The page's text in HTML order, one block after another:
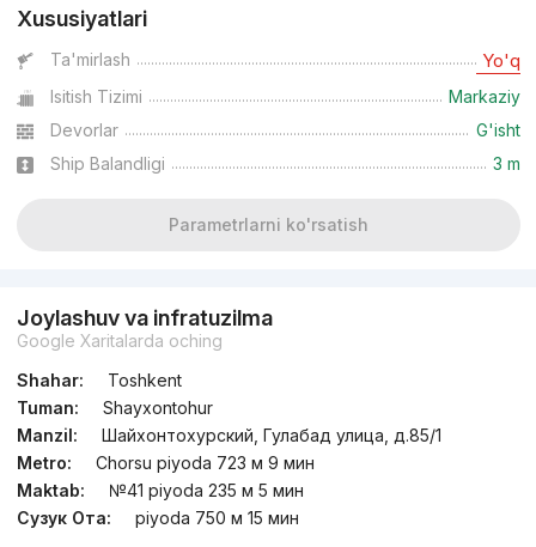
Xususiyatlari
Ta'mirlash Yo'q
Isitish Tizimi
Markaziy
Devorlar
G'isht
Ship Balandligi
3 m
Parametrlarni ko'rsatish
Joylashuv va infratuzilma
Google Xaritalarda oching
Shahar:
Toshkent
Tuman:
Shayxontohur
Manzil:
Шайхонтохурский, Гулабад улица, д.85/1
Metro:
Chorsu piyoda 723 м 9 мин
Maktab:
№41 piyoda 235 м 5 мин
Сузук Ота:
piyoda 750 м 15 мин